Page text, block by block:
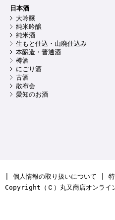
日本酒
大吟醸
純米吟醸
純米酒
生もと仕込・山廃仕込み
本醸造・普通酒
樽酒
にごり酒
古酒
散布会
愛知のお酒
個人情報の取り扱いについて
Copyright（Ｃ）丸又商店オン